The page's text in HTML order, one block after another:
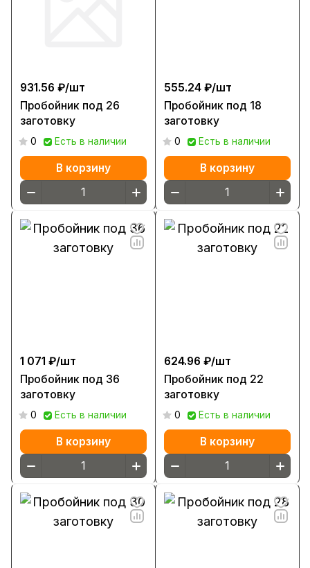
931.56 ₽/шт
Пробойник под 26
заготовку
0 Есть в наличии
В корзину
555.24 ₽/шт
Пробойник под 18
заготовку
0 Есть в наличии
В корзину
1 071 ₽/шт
Пробойник под 36
заготовку
0 Есть в наличии
В корзину
624.96 ₽/шт
Пробойник под 22
заготовку
0 Есть в наличии
В корзину